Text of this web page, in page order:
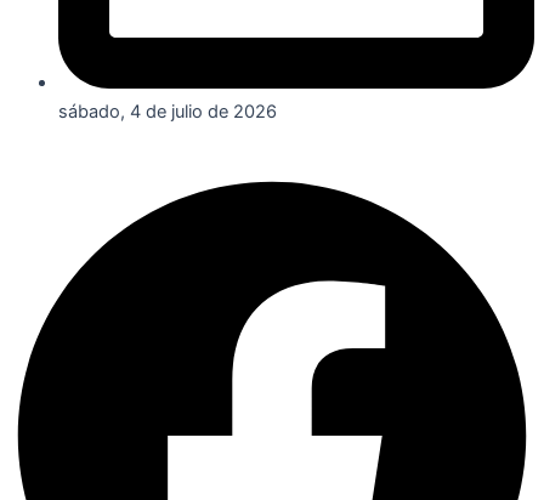
sábado, 4 de julio de 2026